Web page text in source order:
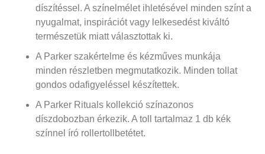
díszítéssel. A színelmélet ihletésével minden színt a
nyugalmat, inspirációt vagy lelkesedést kiváltó
természetük miatt választottak ki.
A Parker szakértelme és kézműves munkája
minden részletben megmutatkozik. Minden tollat
gondos odafigyeléssel készítettek.
A Parker Rituals kollekció színazonos
díszdobozban érkezik. A toll tartalmaz 1 db kék
színnel író rollertollbetétet.